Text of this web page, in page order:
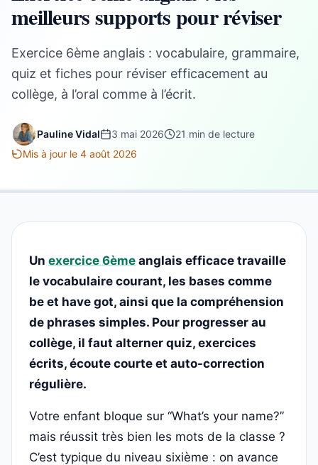
meilleurs supports pour réviser
Exercice 6ème anglais : vocabulaire, grammaire,
quiz et fiches pour réviser efficacement au
collège, à l’oral comme à l’écrit.
Pauline Vidal 3 mai 2026
21 min de lecture
Mis à jour le 4 août 2026
Un exercice 6ème anglais efficace travaille
le vocabulaire courant, les bases comme
be et have got, ainsi que la compréhension
de phrases simples. Pour progresser au
collège, il faut alterner quiz, exercices
écrits, écoute courte et auto-correction
régulière.
Votre enfant bloque sur “What’s your name?”
mais réussit très bien les mots de la classe ?
C’est typique du niveau sixième : on avance